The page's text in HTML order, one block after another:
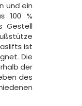
und ein
100 %
Gestell
ist
Die
der
des